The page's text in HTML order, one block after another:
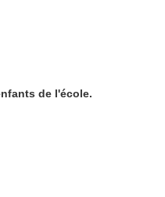
de l'école.